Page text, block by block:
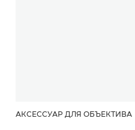
АКСЕССУАР ДЛЯ ОБЪЕКТИВА